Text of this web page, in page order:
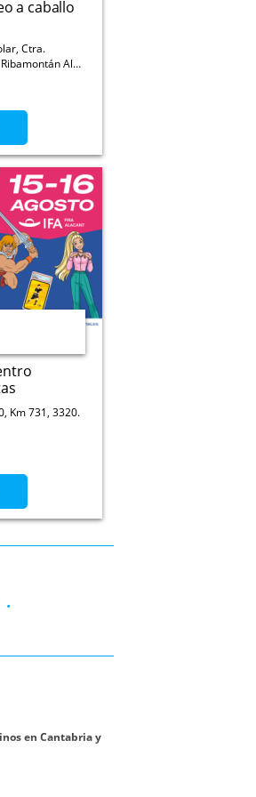
a caballo
Ctra.
Al
Km 731, 3320.
en Cantabria y